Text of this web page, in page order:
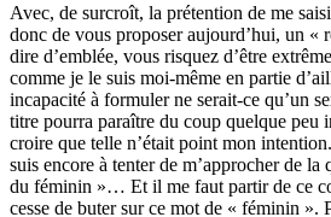
Avec, de surcroît, la prétention de me
donc de vous proposer aujourd’hui, un «
dire d’emblée, vous risquez d’être
comme je le suis moi-même en partie
incapacité à formuler ne serait-ce qu’un
titre pourra paraître du coup quelque peu
croire que telle n’était point mon
suis encore à tenter de m’approcher de la
du féminin »… Et il me faut partir de ce
cesse de buter sur ce mot de « féminin ».